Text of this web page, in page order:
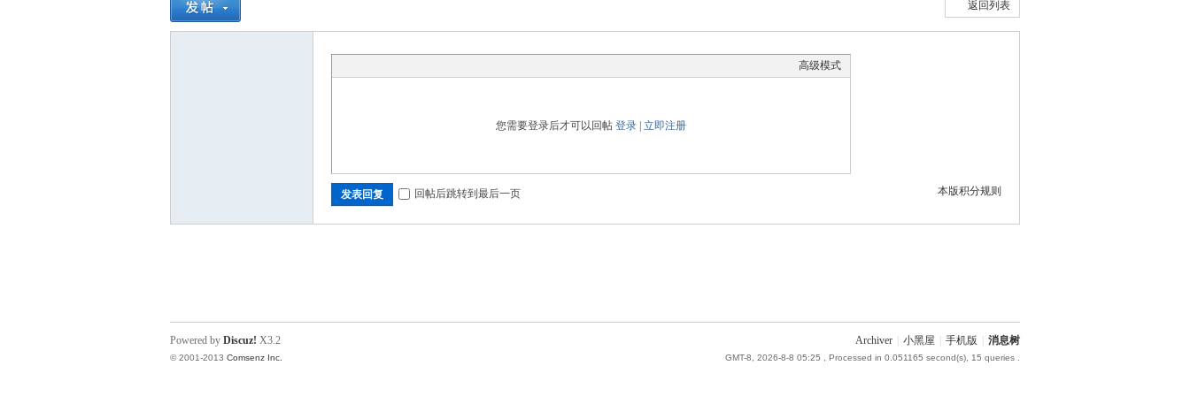
返回列表
高级模式
您需要登录后才可以回帖 登录 立即注册
本版积分规则
发表回复 回帖后跳转到最后一页
Archiver 小黑屋 手机版 消息树
GMT-8, 2026-8-8 05:25 , Processed in 0.051165 second(s), 15 queries .
Powered by Discuz! X3.2
© 2001-2013 Comsenz Inc.